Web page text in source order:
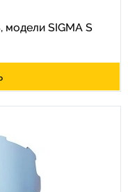
модели SIGMA S